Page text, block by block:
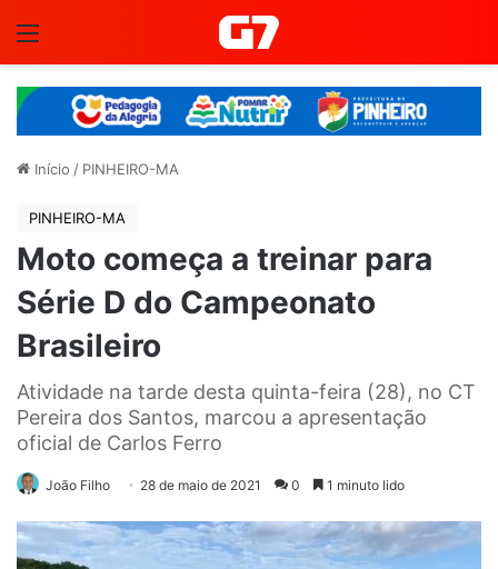
Início / PINHEIRO-MA
PINHEIRO-MA
Moto começa a treinar para
Série D do Campeonato
Brasileiro
Atividade na tarde desta quinta-feira (28), no CT
Pereira dos Santos, marcou a apresentação
oficial de Carlos Ferro
João Filho 28 de maio de 2021 0 1 minuto lido